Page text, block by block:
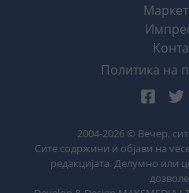
Политика на
2004-2026 © Вечер,
Сите содржини и објави на
редакцијата. Делумно или